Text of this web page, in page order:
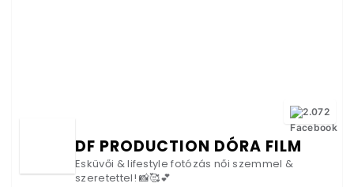
2.072
DF PRODUCTION DÓRA FILM
Esküvői & lifestyle fotózás női szemmel &
szeretettel! 📸🥰💕